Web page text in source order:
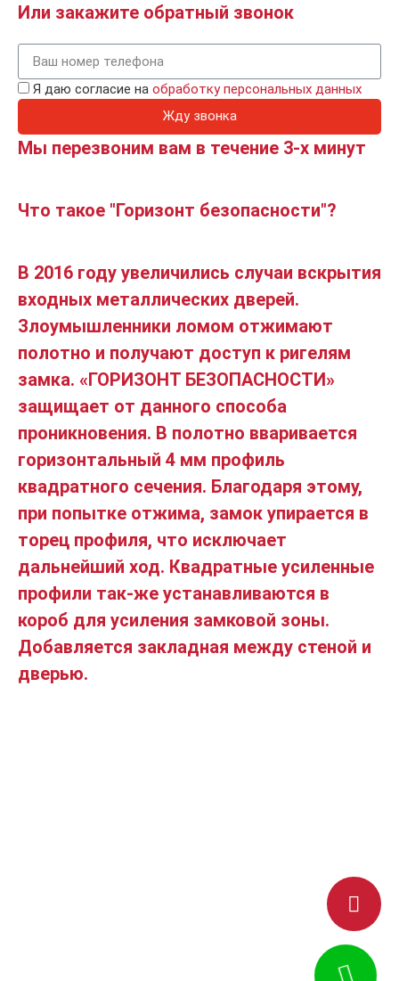
Или закажите обратный звонок
Я даю согласие на обработку персональных данных
Жду звонка
Мы перезвоним вам в течение 3-х минут
Что такое "Горизонт безопасности"?
В 2016 году увеличились случаи вскрытия
входных металлических дверей.
Злоумышленники ломом отжимают
полотно и получают доступ к ригелям
замка. «ГОРИЗОНТ БЕЗОПАСНОСТИ»
защищает от данного способа
проникновения. В полотно вваривается
горизонтальный 4 мм профиль
квадратного сечения. Благодаря этому,
при попытке отжима, замок упирается в
торец профиля, что исключает
дальнейший ход. Квадратные усиленные
профили так-же устанавливаются в
короб для усиления замковой зоны.
Добавляется закладная между стеной и
дверью.